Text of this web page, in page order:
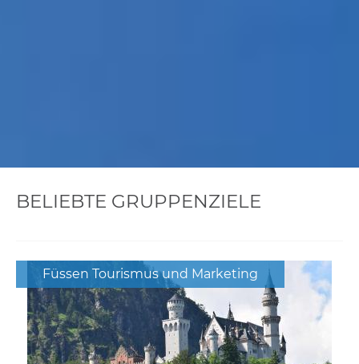
BELIEBTE GRUPPENZIELE
Füssen Tourismus und Marketing